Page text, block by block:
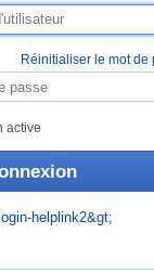
Réinitialiser le mot de
active
helplink2&gt;